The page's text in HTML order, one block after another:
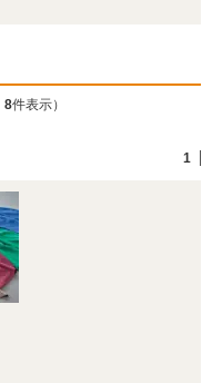
8件表示）
1